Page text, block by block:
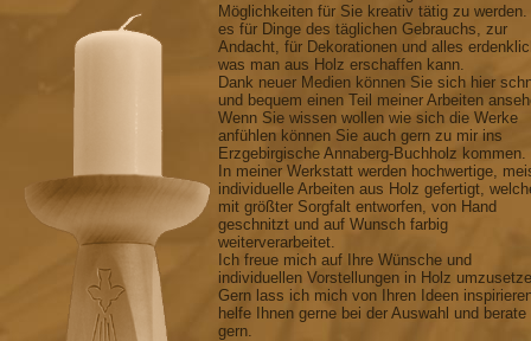
Möglichkeiten für Sie kreativ tätig zu
es für Dinge des täglichen Gebrauchs, zur
Andacht, für Dekorationen und alles
was man aus Holz erschaffen kann.
Dank neuer Medien können Sie sich hier
und bequem einen Teil meiner Arbeiten
Wenn Sie wissen wollen wie sich die Werke
anfühlen können Sie auch gern zu mir ins
Erzgebirgische Annaberg-Buchholz kommen.
In meiner Werkstatt werden hochwertige,
individuelle Arbeiten aus Holz gefertigt,
mit größter Sorgfalt entworfen, von Hand
geschnitzt und auf Wunsch farbig
weiterverarbeitet.
Ich freue mich auf Ihre Wünsche und
individuellen Vorstellungen in Holz
Gern lass ich mich von Ihren Ideen
helfe Ihnen gerne bei der Auswahl und berate
gern.